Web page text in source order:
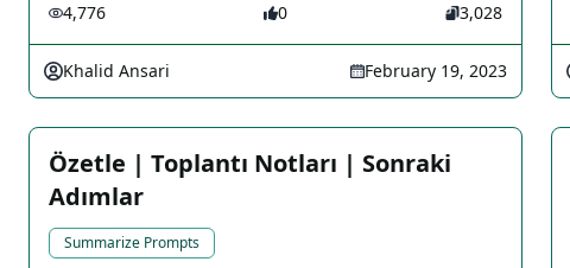
4,776 0 3,028
Khalid Ansari February 19, 2023
Özetle | Toplantı Notları | Sonraki
Adımlar
Summarize Prompts